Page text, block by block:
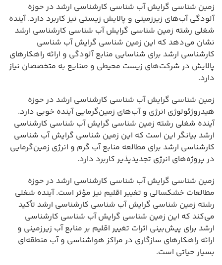
زمین شناسی گرایش آب شناسی کارشناسی ارشد در حوزه
آلودگی آب‌های زیرزمینی و پالایش زیستی نیز کاربرد دارد. آینده
شغلی رشته زمین شناسی گرایش آب شناسی کارشناسی ارشد
نشان می‌دهد که این زمین شناسی گرایش آب شناسی
کارشناسی ارشد برای شناسایی منابع آلودگی و ارائه راهکارهای
پالایش در شرکت‌های زیست محیطی و صنایع به متخصصان نیاز
دارد.
زمین شناسی گرایش آب شناسی کارشناسی ارشد در حوزه
هیدروژئولوژی انرژی و آب‌های زمین‌گرمایی آینده خوبی دارد.
آینده شغلی رشته زمین شناسی گرایش آب شناسی کارشناسی
ارشد بیانگر این است که این زمین شناسی گرایش آب شناسی
کارشناسی ارشد برای مطالعه منابع آب گرم و انرژی زمین‌گرمایی
در پروژه‌های انرژی تجدیدپذیر کاربرد دارد.
زمین شناسی گرایش آب شناسی کارشناسی ارشد در حوزه
مطالعات خشکسالی و تغییر اقلیم نیز مؤثر است. آینده شغلی
رشته زمین شناسی گرایش آب شناسی کارشناسی ارشد تأکید
می‌کند که این زمین شناسی گرایش آب شناسی کارشناسی
ارشد برای پیش‌بینی اثرات تغییر اقلیم بر منابع آب زیرزمینی و
ارائه راهکارهای سازگاری در مراکز هواشناسی و آب منطقه‌ای
بسیار حیاتی است.